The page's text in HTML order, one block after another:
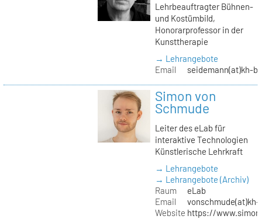
Lehrbeauftragter Bühnen-
und Kostümbild,
Honorarprofessor in der
Kunsttherapie
→ Lehrangebote
Email
seidemann(at)kh-
Simon von
Schmude
Leiter des eLab für
interaktive Technologien
Künstlerische Lehrkraft
→ Lehrangebote
→ Lehrangebote (Archiv)
Raum
eLab
Email
Website https://